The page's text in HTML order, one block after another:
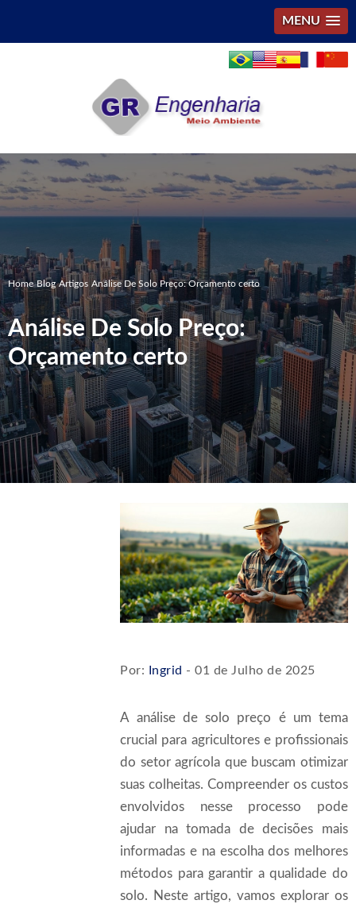
MENU
Home Blog Artigos Análise De Solo Preço: Orçamento certo
Análise De Solo Preço:
Orçamento certo
Por: Ingrid - 01 de Julho de 2025
A análise de solo preço é um tema
crucial para agricultores e profissionais
do setor agrícola que buscam otimizar
suas colheitas. Compreender os custos
envolvidos nesse processo pode
ajudar na tomada de decisões mais
informadas e na escolha dos melhores
métodos para garantir a qualidade do
solo. Neste artigo, vamos explorar os